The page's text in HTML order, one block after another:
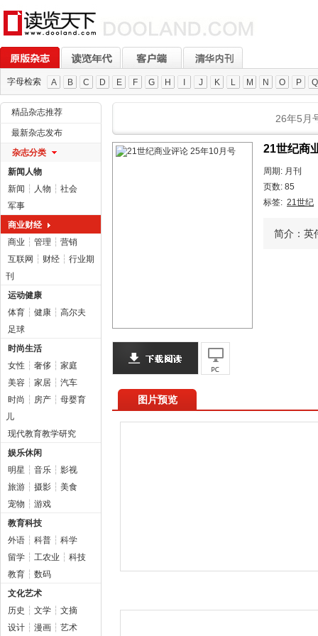
字母检索 A B C D E F G H J K L M N O P Q
精品杂志推荐
最新杂志发布
杂志分类
新闻人物
新闻 ┆ 人物 ┆ 社会
军事
商业财经
商业 ┆ 管理 ┆ 营销
互联网 ┆ 财经 ┆ 行业期
刊
运动健康
体育 ┆ 健康 ┆ 高尔夫
足球
时尚生活
女性 ┆ 奢侈 ┆ 家庭
美容 ┆ 家居 ┆ 汽车
时尚 ┆ 房产 ┆ 母婴育
儿
现代教育教学研究
娱乐休闲
明星 ┆ 音乐 ┆ 影视
旅游 ┆ 摄影 ┆ 美食
宠物 ┆ 游戏
教育科技
外语 ┆ 科普 ┆ 科学
留学 ┆ 工农业 ┆ 科技
教育 ┆ 数码
文化艺术
历史 ┆ 文学 ┆ 文摘
设计 ┆ 漫画 ┆ 艺术
26年5月
21世纪商
周期: 月刊
页数: 85
标签: 21世纪
简介：英
图片预览